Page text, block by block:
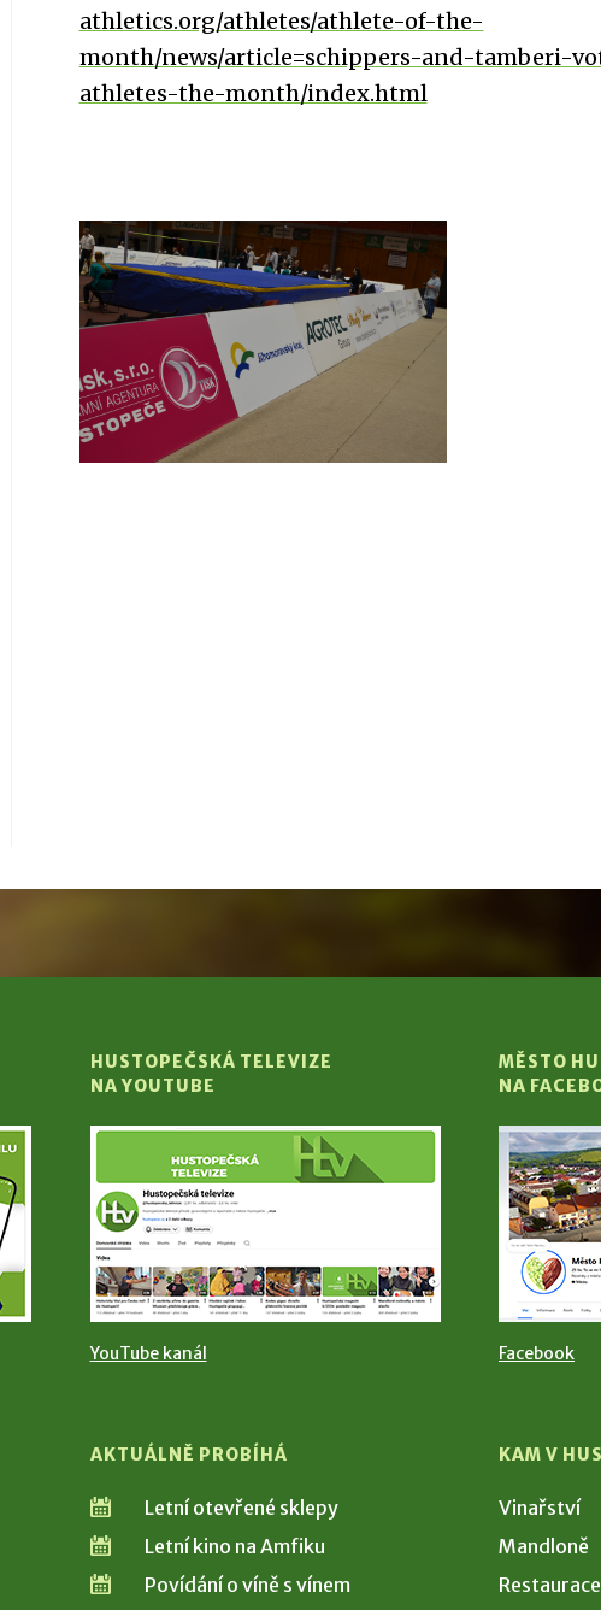
athletics.org/athletes/athlete-of-the-
month/news/article=schippers-and-tamberi-
athletes-the-month/index.html
HUSTOPEČSKÁ TELEVIZE
NA YOUTUBE
YouTube kanál
MĚSTO
NA
Facebook
AKTUÁLNĚ PROBÍHÁ
Letní otevřené sklepy
Letní kino na Amfiku
Povídání o víně s vínem
KAM V
Vinařství
Mandloně
Restaurace